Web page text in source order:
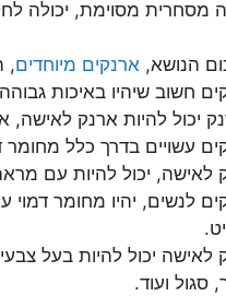
מסחרית מסוימת, יכולה
הנושא, ארנקים מיוחדים,
חשוב שיהיו באיכות
יכול להיות ארנק לאישה,
עשויים בדרך כלל מחומר
לאישה, יכול להיות עם
לנשים, יהיו מחומר דמוי
לאישה יכול להיות בעל
סגול ועוד.